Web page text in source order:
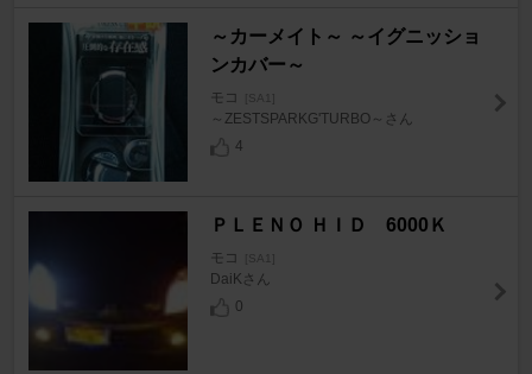
～カーメイト～ ～イグニッショ
ンカバー～
モコ [SA1]
～ZESTSPARKG'TURBO～さん
4
ＰＬＥＮＯ ＨＩＤ 6000Ｋ
モコ [SA1]
DaiKさん
0